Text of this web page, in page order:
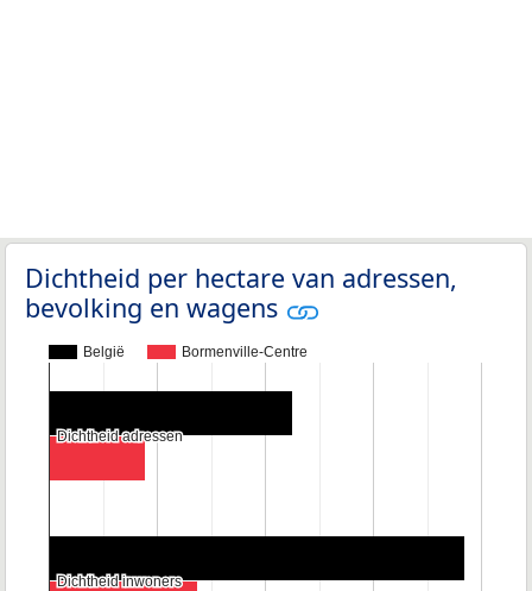
Dichtheid per hectare van adressen,
bevolking en wagens
België Bormenville-Centre
Dichtheid adressen
Dichtheid adressen
Dichtheid inwoners
Dichtheid inwoners